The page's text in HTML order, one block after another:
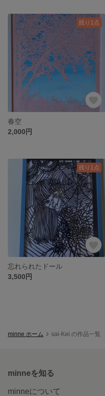
残り1点
春空
2,000円
残り1点
忘れられたドール
3,500円
minne ホーム sai-Kei の作品一覧
minneを知る
minneについて